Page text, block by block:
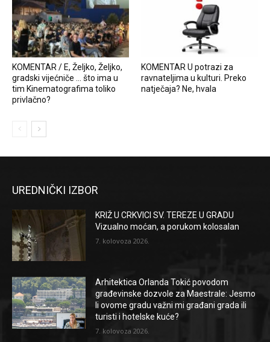
KOMENTAR / E, Željko, Željko,
gradski vijećniče … što ima u
tim Kinematografima toliko
privlačno?
KOMENTAR U potrazi za
ravnateljima u kulturi. Preko
natječaja? Ne, hvala
UREDNIČKI IZBOR
KRIŽ U CRKVICI SV. TEREZE U GRADU
Vizualno moćan, a porukom kolosalan
7. kolovoza 2026.
Arhitektica Orlanda Tokić povodom
građevinske dozvole za Maestrale: Jesmo
li ovome gradu važni mi građani grada ili
turisti i hotelske kuće?
7. kolovoza 2026.